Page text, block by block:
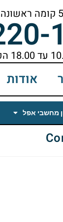
אודות
מחשבי אפל